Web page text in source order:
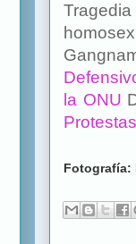
la ONU
Fotografía: